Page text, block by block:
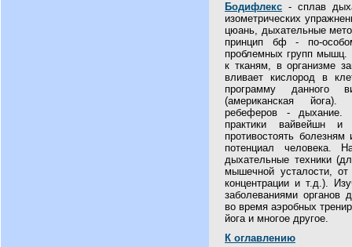
Бодифлекс - сплав
изометрических
цюань, дыхательные
принцип бф - по-
проблемных групп мышц.
к тканям, в организме
вливает кислород в
программу данного
(американская йога).
ребеферов - дыхание.
практики вайвейшн и
противостоять
потенциал человека.
дыхательные техники
мышечной усталости,
концентрации и т.д.).
заболеваниями органов
во время аэробных
йога и многое другое.
К оглавлению